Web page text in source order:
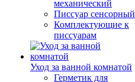
механический
Писсуар сенсорный
Комплектующие к
писсуарам
Уход за ванной комнатой
Герметик для